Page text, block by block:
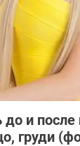
никакими
убрать
диастаз
от
после
и после
груди